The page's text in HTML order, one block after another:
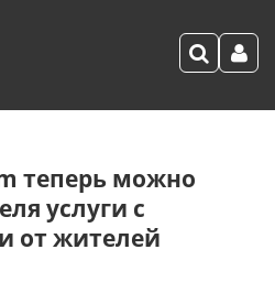
теперь можно
услуги с
от жителей